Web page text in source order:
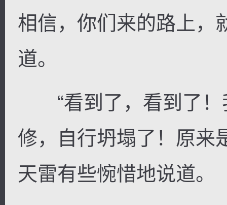
相信，你们来的路上，
道。
“看到了，看到了！
修，自行坍塌了！原来
天雷有些惋惜地说道。